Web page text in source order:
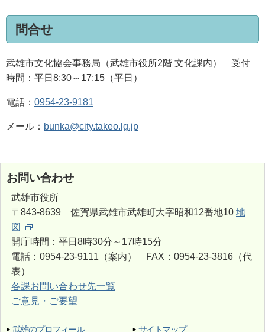
問合せ
武雄市文化協会事務局（武雄市役所2階 文化課内） 受付
時間：平日8:30～17:15（平日）
電話： 0954-23-9181
メール： bunka@city.takeo.lg.jp
お問い合わせ
武雄市役所
〒843-8639 佐賀県武雄市武雄町大字昭和12番地10 地
図
開庁時間：平日8時30分～17時15分
電話：0954-23-9111（案内） FAX：0954-23-3816（代
表）
各課お問い合わせ先一覧
ご意見・ご要望
武雄のプロフィール サイトマップ